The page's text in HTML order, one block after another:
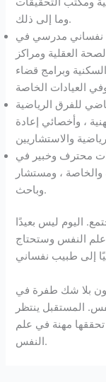
وما إلى ذلك.
نفساني مدرسي في
العقلية ومراكز
وبرامج قضاء
للفرق الرياضية
، وأخصائي إعادة
والاستشاريين
محترف وخبير في
، ومستشار
وباحث.
اليوم ليس بعيدًا
النفس وستحتاج
بلا شك طفرة في
المستقبل ينتظر
تحققها مهنة في علم
النفس.